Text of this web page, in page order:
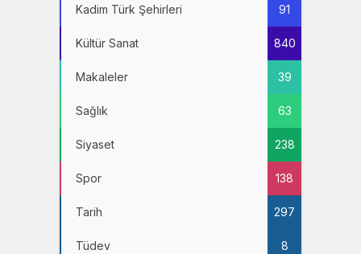
Kadim Türk Şehirleri 91
Kültür Sanat 840
Makaleler 39
Sağlık 63
Siyaset 238
Spor 138
Tarih 297
Tüdev 8